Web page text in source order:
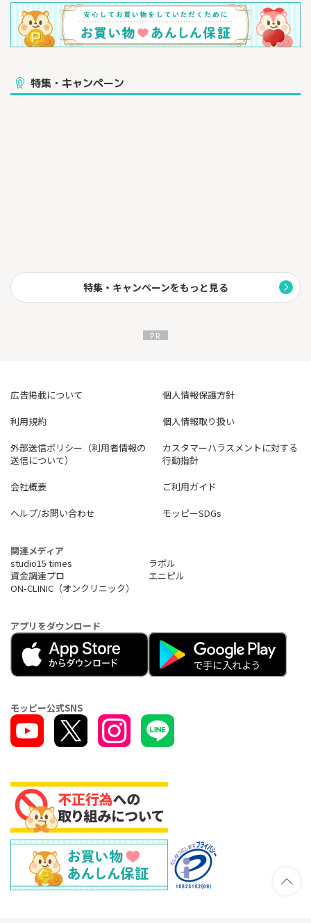
特集・キャンペーン
特集・キャンペーンをもっと見る
広告掲載について
個人情報保護方針
利用規約
個人情報取り扱い
外部送信ポリシー（利用者情報の
送信について）
カスタマーハラスメントに対する
行動指針
会社概要
ご利用ガイド
ヘルプ/お問い合わせ
モッピーSDGs
関連メディア
studio15 times
ラボル
資金調達プロ
エニピル
ON-CLINIC（オンクリニック）
アプリをダウンロード
モッピー公式SNS